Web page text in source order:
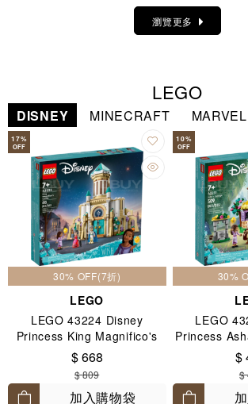
瀏覽更多
LEGO
DISNEY MINECRAFT MARVEL
17%
OFF
30% OFF(7折)
LEGO
LEGO 43224 Disney
Princess King Magnifico's
Castle 7+
$ 668
$ 809
加入購物袋
10%
OFF
30%
LEGO
Princess
$
$